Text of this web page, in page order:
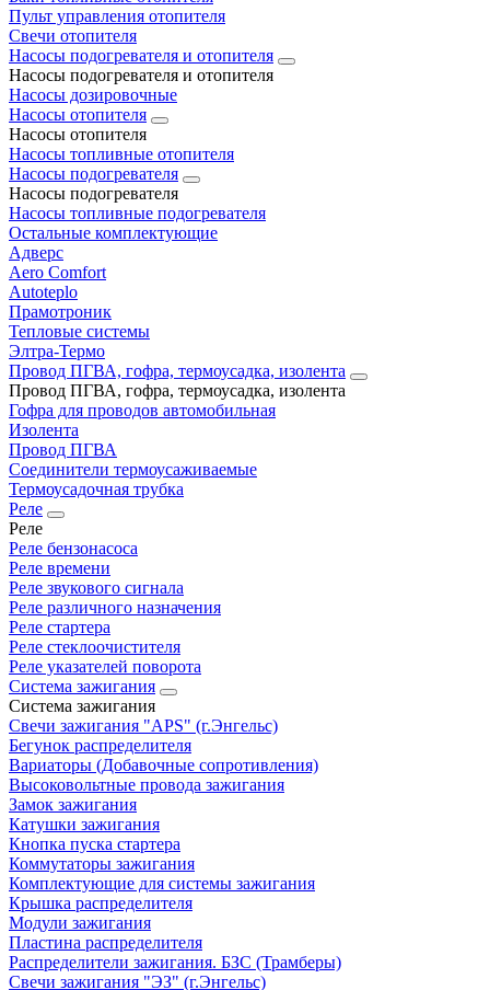
Пульт управления отопителя
Свечи отопителя
Насосы подогревателя и отопителя
Насосы подогревателя и отопителя
Насосы дозировочные
Насосы отопителя
Насосы отопителя
Насосы топливные отопителя
Насосы подогревателя
Насосы подогревателя
Насосы топливные подогревателя
Остальные комплектующие
Адверс
Aero Comfort
Autoteplo
Прамотроник
Тепловые системы
Элтра-Термо
Провод ПГВА, гофра, термоусадка, изолента
Провод ПГВА, гофра, термоусадка, изолента
Гофра для проводов автомобильная
Изолента
Провод ПГВА
Соединители термоусаживаемые
Термоусадочная трубка
Реле
Реле
Реле бензонасоса
Реле времени
Реле звукового сигнала
Реле различного назначения
Реле стартера
Реле стеклоочистителя
Реле указателей поворота
Система зажигания
Система зажигания
Свечи зажигания "APS" (г.Энгельс)
Бегунок распределителя
Вариаторы (Добавочные сопротивления)
Высоковольтные провода зажигания
Замок зажигания
Катушки зажигания
Кнопка пуска стартера
Коммутаторы зажигания
Комплектующие для системы зажигания
Крышка распределителя
Модули зажигания
Пластина распределителя
Распределители зажигания. БЗС (Трамберы)
Свечи зажигания "ЭЗ" (г.Энгельс)